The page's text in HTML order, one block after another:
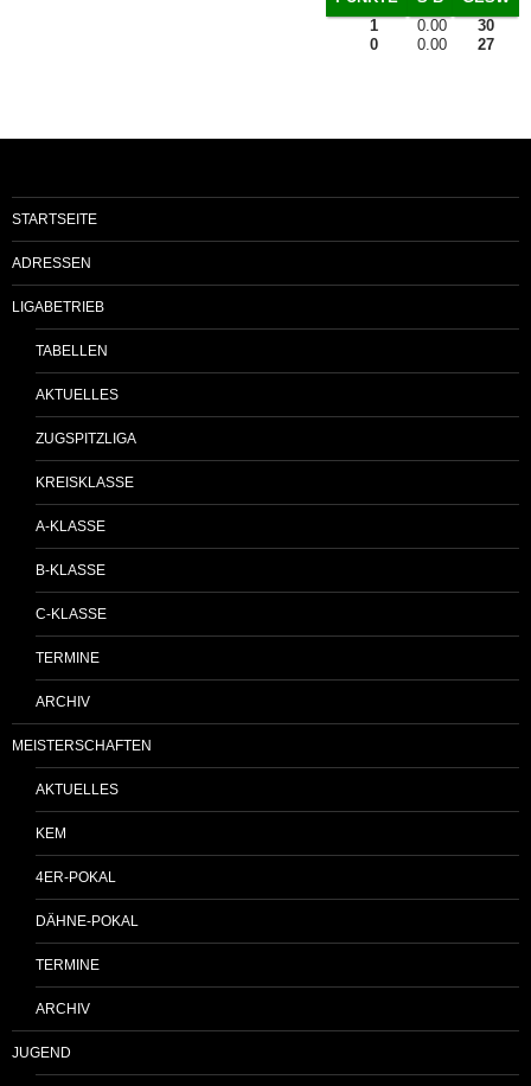
1
0.00
30
0
0.00 27
STARTSEITE
ADRESSEN
LIGABETRIEB
TABELLEN
AKTUELLES
ZUGSPITZLIGA
KREISKLASSE
A-KLASSE
B-KLASSE
C-KLASSE
TERMINE
ARCHIV
MEISTERSCHAFTEN
AKTUELLES
KEM
4ER-POKAL
DÄHNE-POKAL
TERMINE
ARCHIV
JUGEND